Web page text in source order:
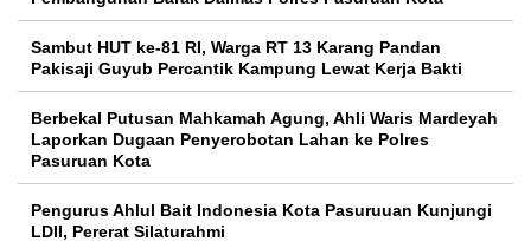
Sambut HUT ke-81 RI, Warga RT 13 Karang Pandan
Pakisaji Guyub Percantik Kampung Lewat Kerja Bakti
Berbekal Putusan Mahkamah Agung, Ahli Waris Mardeyah
Laporkan Dugaan Penyerobotan Lahan ke Polres
Pasuruan Kota
Pengurus Ahlul Bait Indonesia Kota Pasuruuan Kunjungi
LDII, Pererat Silaturahmi